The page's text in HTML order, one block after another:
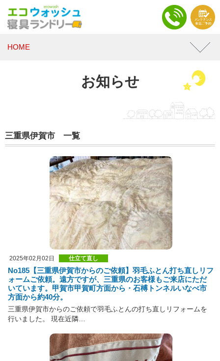
HOME
お知らせ
三重県伊賀市 一覧
2025年02月02日 仕立て直し
No185【三重県伊賀市からのご依頼】羽毛ふとん打ち直しリフ
ォームご依頼。遠方ですが、三重県のお客様もご来店にただ
いています。甲賀市甲賀町方面から・石榑トンネルいなべ市
方面から約40分。
三重県伊賀市からのご依頼で羽毛ふとんの打ち直しリフォームを
行いました。 現在近隣…